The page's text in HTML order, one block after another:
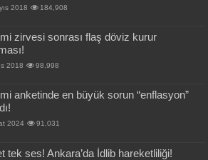
2018 184,908
zirvesi sonrası flaş döviz kurur
2018 98,998
anketinde en büyük sorun “enflasyon”
2024 91,031
tek ses! Ankara’da İdlib hareketliliği!